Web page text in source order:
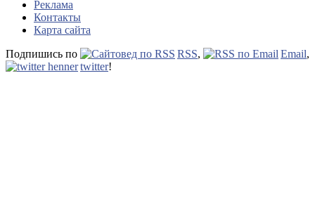
Реклама
Контакты
Карта сайта
Подпишись по
RSS, Email,
twitter!